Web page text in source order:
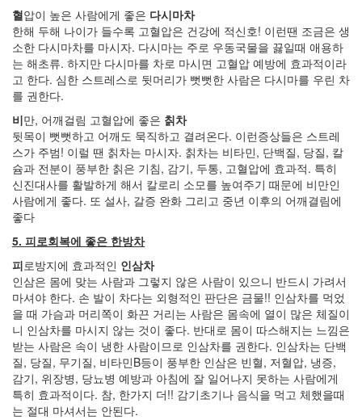
혈압이 높은 사람에게 좋은 다시마차
한해 두해 나이가 들수록 고혈압은 건강에 적신호! 이런땐 조금은 생
소한 다시마차를 마시자. 다시마는 주로 우동국물을 끓일때 애용하
는 해초류. 하지만 다시마를 차로 마시면 고혈압 예방에 효과적이라
고 한다. 심한 스트레스로 뒷머리가 뻣뻣한 사람은 다시마를 우린 차
를 권한다.
비만, 어깨걸림 고혈압에 좋은 칡차
뒷목이 뻣뻣하고 어깨도 묵직하고 결려온다. 이런증상들은 스트레
스가 주범! 이럴 땐 칡차는 마시자. 칡차는 비타민, 단백질, 당질, 칼
슘과 전분이 풍부한 칡은 기침, 감기, 두통, 고혈압에 효과적. 특히
신진대사를 활발하게 해서 칼로리 소모를 높여주기 때문에 비만인
사람에게 좋다. 또 설사, 갈증 완화 그리고 중년 이후의 어깨결림에
좋다
5. 피로회복에 좋은 한방차
피로방지에 효과적인 인삼차
인삼은 몸에 맞는 사람과 그렇지 않은 사람이 있으니 반드시 가려서
마셔야 한다. 손 발이 차다는 외형적인 판단은 금물!! 인삼차를 먹었
을 때 가슴과 머리쪽이 화끈 거리는 사람은 몸속에 열이 많은 체질이
니 인삼차를 마시지 않는 것이 좋다. 반대로 몸이 따스해지는 느낌은
받는 사람은 속이 냉한 사람이므로 인삼차를 권한다. 인삼차는 단백
질, 당질, 무기질, 비타민B등이 풍부한 인삼은 빈혈, 저혈압, 냉증,
감기, 위장병, 당뇨병 예방과 아침에 잘 일어나지 못하는 사람에게
특히 효과적이다. 참, 한가지 더!! 감기초기나 음식을 먹고 체했을때
는 절대 마셔서는 안된다.
월
27
2006
년
292
2006
년
1
월
42
2006
년
2
45
2006
년
3
월
35
2006
년
4
월
25